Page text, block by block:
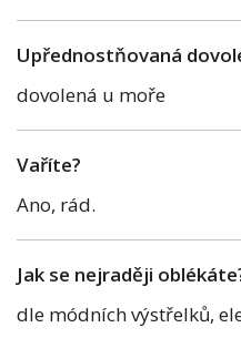
Upřednostňovaná
dovolená u moře
Vaříte?
Ano, rád.
Jak se nejraději
dle módních výstřelků,